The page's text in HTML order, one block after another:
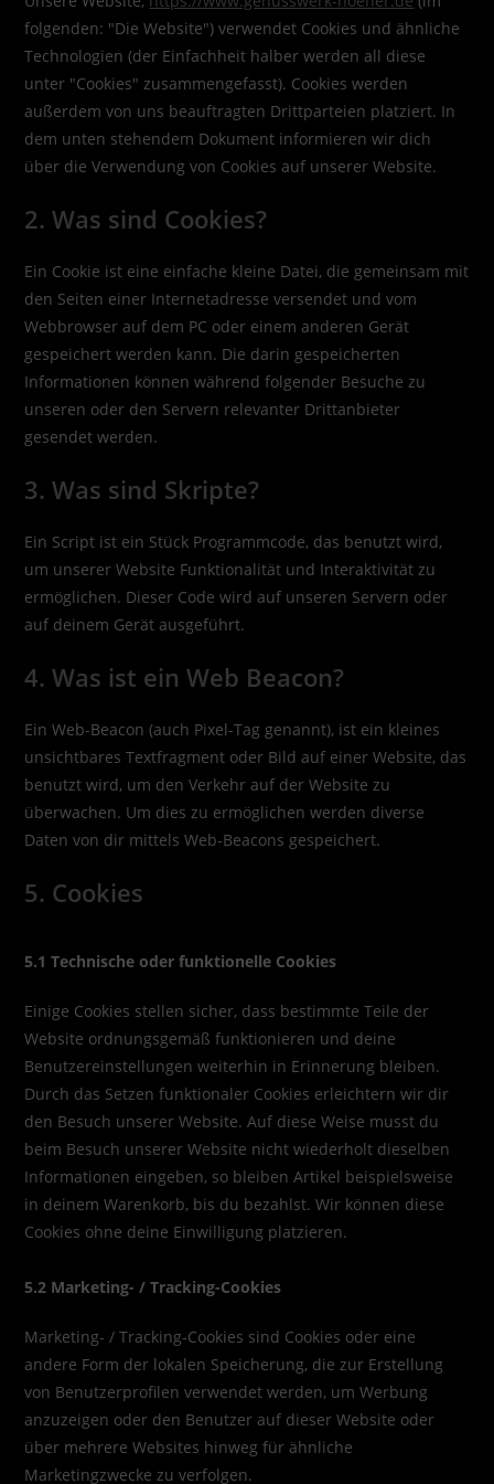
folgenden: "Die Website") verwendet Cookies und ähnliche
Technologien (der Einfachheit halber werden all diese
unter "Cookies" zusammengefasst). Cookies werden
außerdem von uns beauftragten Drittparteien platziert. In
dem unten stehendem Dokument informieren wir dich
über die Verwendung von Cookies auf unserer Website.
2. Was sind Cookies?
Ein Cookie ist eine einfache kleine Datei, die gemeinsam mit
den Seiten einer Internetadresse versendet und vom
Webbrowser auf dem PC oder einem anderen Gerät
gespeichert werden kann. Die darin gespeicherten
Informationen können während folgender Besuche zu
unseren oder den Servern relevanter Drittanbieter
gesendet werden.
3. Was sind Skripte?
Ein Script ist ein Stück Programmcode, das benutzt wird,
um unserer Website Funktionalität und Interaktivität zu
ermöglichen. Dieser Code wird auf unseren Servern oder
auf deinem Gerät ausgeführt.
4. Was ist ein Web Beacon?
Ein Web-Beacon (auch Pixel-Tag genannt), ist ein kleines
unsichtbares Textfragment oder Bild auf einer Website, das
benutzt wird, um den Verkehr auf der Website zu
überwachen. Um dies zu ermöglichen werden diverse
Daten von dir mittels Web-Beacons gespeichert.
5. Cookies
5.1 Technische oder funktionelle Cookies
Einige Cookies stellen sicher, dass bestimmte Teile der
Website ordnungsgemäß funktionieren und deine
Benutzereinstellungen weiterhin in Erinnerung bleiben.
Durch das Setzen funktionaler Cookies erleichtern wir dir
den Besuch unserer Website. Auf diese Weise musst du
beim Besuch unserer Website nicht wiederholt dieselben
Informationen eingeben, so bleiben Artikel beispielsweise
in deinem Warenkorb, bis du bezahlst. Wir können diese
Cookies ohne deine Einwilligung platzieren.
5.2 Marketing- / Tracking-Cookies
Marketing- / Tracking-Cookies sind Cookies oder eine
andere Form der lokalen Speicherung, die zur Erstellung
von Benutzerprofilen verwendet werden, um Werbung
anzuzeigen oder den Benutzer auf dieser Website oder
über mehrere Websites hinweg für ähnliche
Marketingzwecke zu verfolgen.